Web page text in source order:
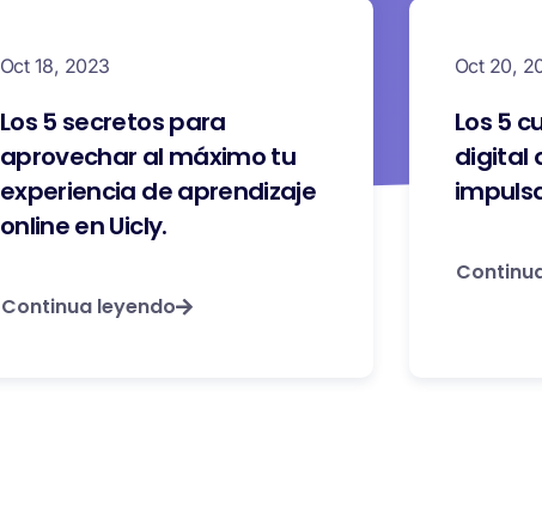
Oct 18, 2023
Los 5 secretos para
aprovechar al máximo tu
experiencia de aprendizaje
online en Uicly.
Continua leyendo
Oct 20,
Los 5
digital